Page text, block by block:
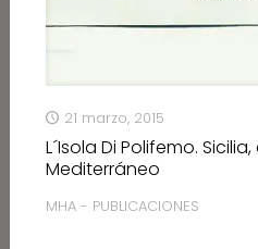
21 marzo, 2015
L´Isola Di Polifemo.
Mediterráneo
MHA - PUBLICACIONES